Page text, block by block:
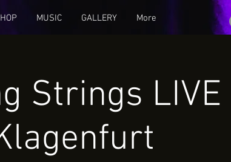
MUSIC GALLERY More
Strings LIVE